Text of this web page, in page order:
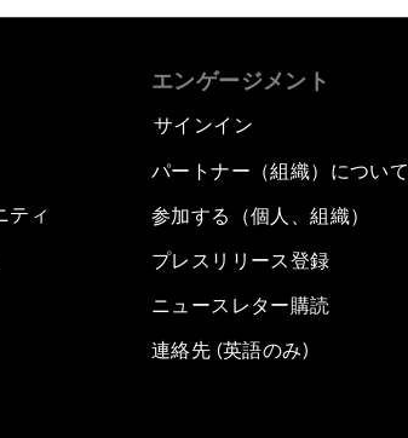
ティ
エンゲージメント
サインイン
パートナー（組織）について
参加する（個人、組織）
プレスリリース登録
ニュースレター購読
連絡先 (英語のみ)